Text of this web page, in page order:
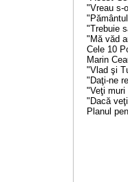
"Vreau s-
"Trebuie
"Mă văd
Cele 10
Marin
"Vlad şi
"Daţi-ne
"Veţi
"Dacă
Planul